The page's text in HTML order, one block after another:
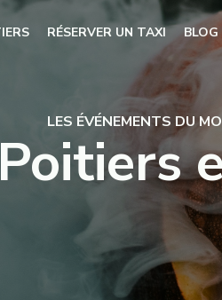
RÉSERVER UN TAXI BLOG
LES ÉVÉNEMENTS DU